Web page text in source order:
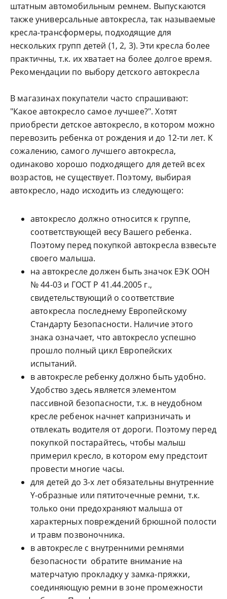
штатным автомобильным ремнем. Выпускаются
также универсальные автокресла, так называемые
кресла-трансформеры, подходящие для
нескольких групп детей (1, 2, 3). Эти кресла более
практичны, т.к. их хватает на более долгое время.
Рекомендации по выбору детского автокресла
В магазинах покупатели часто спрашивают:
"Какое автокресло самое лучшее?". Хотят
приобрести детское автокресло, в котором можно
перевозить ребенка от рождения и до 12-ти лет. К
сожалению, самого лучшего автокресла,
одинаково хорошо подходящего для детей всех
возрастов, не существует. Поэтому, выбирая
автокресло, надо исходить из следующего:
автокресло должно относится к группе,
соответствующей весу Вашего ребенка.
Поэтому перед покупкой автокресла взвесьте
своего малыша.
на автокресле должен быть значок ЕЭК ООН
№ 44-03 и ГОСТ Р 41.44.2005 г.,
свидетельствующий о соответствие
автокресла последнему Европейскому
Стандарту Безопасности. Наличие этого
знака означает, что автокресло успешно
прошло полный цикл Европейских
испытаний.
в автокресле ребенку должно быть удобно.
Удобство здесь является элементом
пассивной безопасности, т.к. в неудобном
кресле ребенок начнет капризничать и
отвлекать водителя от дороги. Поэтому перед
покупкой постарайтесь, чтобы малыш
примерил кресло, в котором ему предстоит
провести многие часы.
для детей до 3-х лет обязательны внутренние
Y-образные или пятиточечные ремни, т.к.
только они предохраняют малыша от
характерных повреждений брюшной полости
и травм позвоночника.
в автокресле с внутренними ремнями
безопасности обратите внимание на
матерчатую прокладку у замка-пряжки,
соединяющую ремни в зоне промежности